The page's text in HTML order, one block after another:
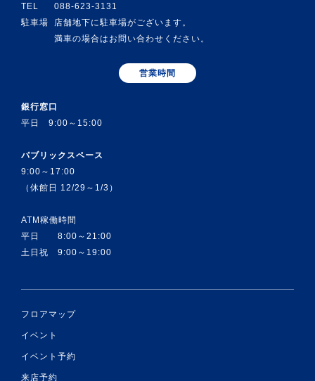
TEL
088-623-3131
駐車場
店舗地下に駐車場がございます。
満車の場合はお問い合わせください。
営業時間
銀行窓口
平日 9:00～15:00
パブリックスペース
9:00～17:00
（休館日 12/29～1/3）
ATM稼働時間
平日 8:00～21:00
土日祝 9:00～19:00
フロアマップ
イベント
イベント予約
来店予約